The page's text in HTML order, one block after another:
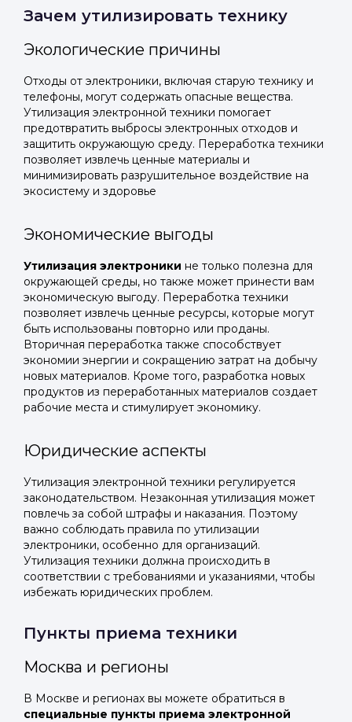
Зачем утилизировать технику
Экологические причины
Отходы от электроники, включая старую технику и
телефоны, могут содержать опасные вещества.
Утилизация электронной техники помогает
предотвратить выбросы электронных отходов и
защитить окружающую среду. Переработка техники
позволяет извлечь ценные материалы и
минимизировать разрушительное воздействие на
экосистему и здоровье
Экономические выгоды
Утилизация электроники не только полезна для
окружающей среды, но также может принести вам
экономическую выгоду. Переработка техники
позволяет извлечь ценные ресурсы, которые могут
быть использованы повторно или проданы.
Вторичная переработка также способствует
экономии энергии и сокращению затрат на добычу
новых материалов. Кроме того, разработка новых
продуктов из переработанных материалов создает
рабочие места и стимулирует экономику.
Юридические аспекты
Утилизация электронной техники регулируется
законодательством. Незаконная утилизация может
повлечь за собой штрафы и наказания. Поэтому
важно соблюдать правила по утилизации
электроники, особенно для организаций.
Утилизация техники должна происходить в
соответствии с требованиями и указаниями, чтобы
избежать юридических проблем.
Пункты приема техники
Москва и регионы
В Москве и регионах вы можете обратиться в
специальные пункты приема электронной